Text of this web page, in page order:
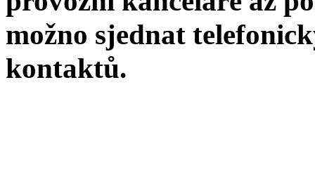
možno sjednat
kontaktů.